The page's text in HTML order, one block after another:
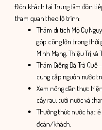
Đón khách tại Trung tâm đón
tham quan theo lộ trình:
Thăm di tích Mộ Cụ
góp công lớn trong thời
Minh Mạng, Thiệu Trị và
Thăm Giếng Đá Trà Quế
cung cấp nguồn nước
Xem nông dân thực
cấy rau, tưới nước và
Thưởng thức nước hạt é
đoàn/khách.